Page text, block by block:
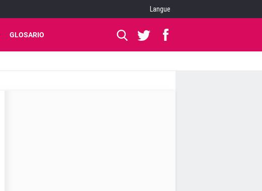
Langue
GLOSARIO